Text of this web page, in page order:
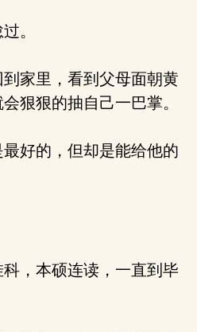
。
家里，看到父母面朝黄
狠狠的抽自己一巴掌。
好的，但却是能给他的
，本硕连读，一直到毕